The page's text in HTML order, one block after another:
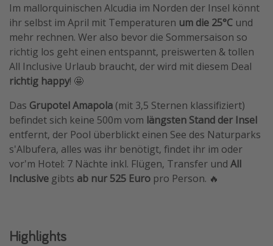
Im mallorquinischen Alcudia im Norden der Insel könnt
ihr selbst im April mit Temperaturen um die 25°C und
mehr rechnen. Wer also bevor die Sommersaison so
richtig los geht einen entspannt, preiswerten & tollen
All Inclusive Urlaub braucht, der wird mit diesem Deal
richtig happy! 🤩
Das Grupotel Amapola (mit 3,5 Sternen klassifiziert)
befindet sich keine 500m vom längsten Stand der Insel
entfernt, der Pool überblickt einen See des Naturparks
s'Albufera, alles was ihr benötigt, findet ihr im oder
vor'm Hotel: 7 Nächte inkl. Flügen, Transfer und All
Inclusive gibts ab nur 525 Euro pro Person. 🔥
Highlights